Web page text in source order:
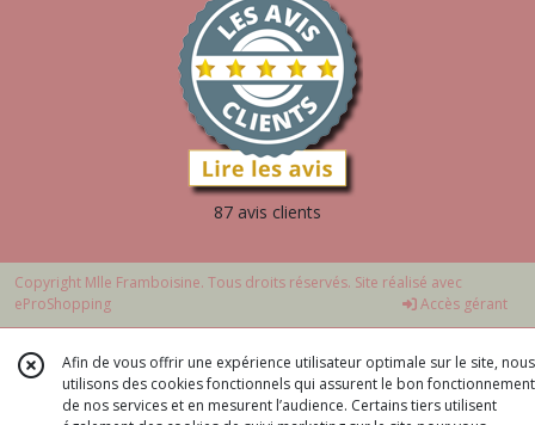
87 avis clients
Copyright Mlle Framboisine. Tous droits réservés. Site réalisé avec
eProShopping
Accès gérant
Afin de vous offrir une expérience utilisateur optimale sur le site, nous
utilisons des cookies fonctionnels qui assurent le bon fonctionnement
de nos services et en mesurent l’audience. Certains tiers utilisent